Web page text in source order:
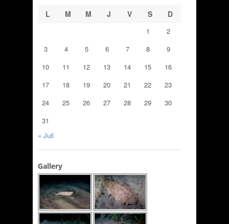
L
M M J V S D
1
2
3
4 5 6 7 8
9
10
11 12 13 14 15
16
17
18 19 20 21 22
23
24
25 26 27 28 29
30
31
« Juil
Gallery